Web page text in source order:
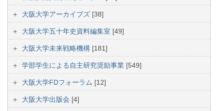
大阪大学アーカイブズ [38]
大阪大学五十年史資料編集室 [49]
大阪大学未来戦略機構 [181]
学部学生による自主研究奨励事業 [549]
大阪大学FDフォーラム [12]
大阪大学出版会 [4]